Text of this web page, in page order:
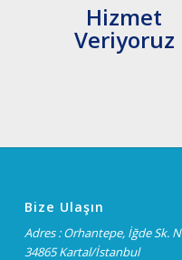
Hizmet
Veriyoruz
Bize Ulaşın
Adres : Orhantepe, İğde Sk.
34865 Kartal/İstanbul